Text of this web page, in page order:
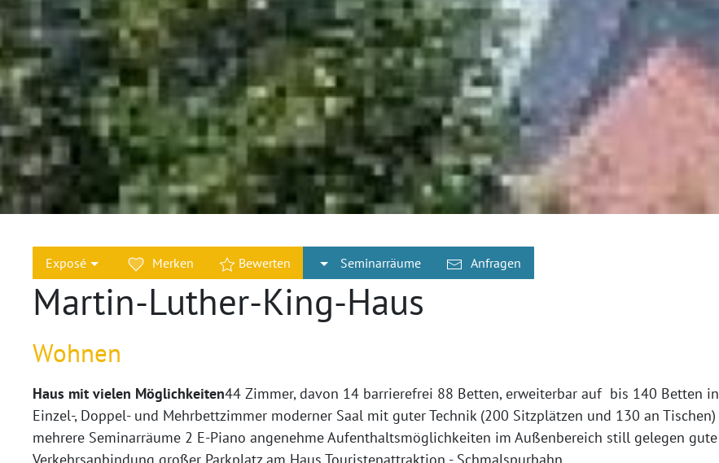
Exposé Merken Bewerten Seminarräume Anfragen
Martin-Luther-King-Haus
Wohnen
Haus mit vielen Möglichkeiten44 Zimmer, davon 14 barrierefrei 88 Betten, erweiterbar auf bis 140 Betten in
Einzel-, Doppel- und Mehrbettzimmer moderner Saal mit guter Technik (200 Sitzplätzen und 130 an Tischen)
mehrere Seminarräume 2 E-Piano angenehme Aufenthaltsmöglichkeiten im Außenbereich still gelegen gute
Verkehrsanbindung großer Parkplatz am Haus Touristenattraktion - Schmalspurbahn